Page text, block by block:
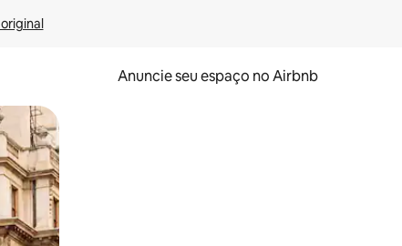
Anuncie seu espaço no Airbnb